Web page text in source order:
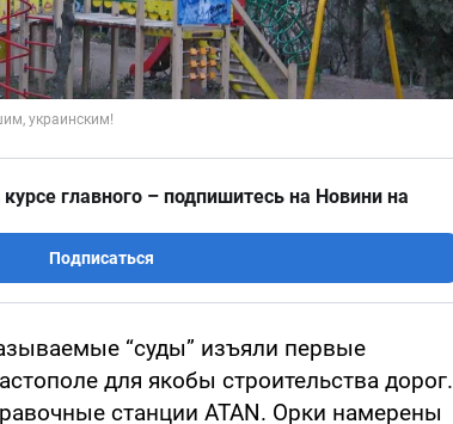
главного – подпишитесь на Новини на
Подписаться
“суды” изъяли первые
для якобы строительства дорог.
станции ATAN. Орки намерены